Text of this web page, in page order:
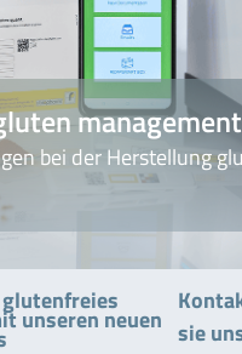
management
bei der Herstellung
unseren neuen sie